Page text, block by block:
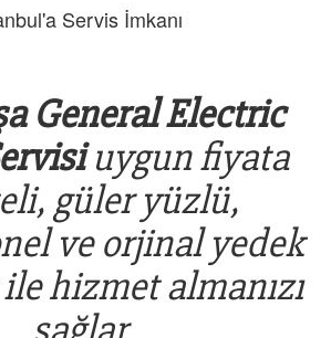
Servis İmkanı
General Electric
uygun fiyata
güler yüzlü,
ve orjinal yedek
hizmet almanızı